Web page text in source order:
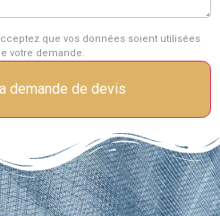
que vos données soient utilisées
votre demande.
demande de devis